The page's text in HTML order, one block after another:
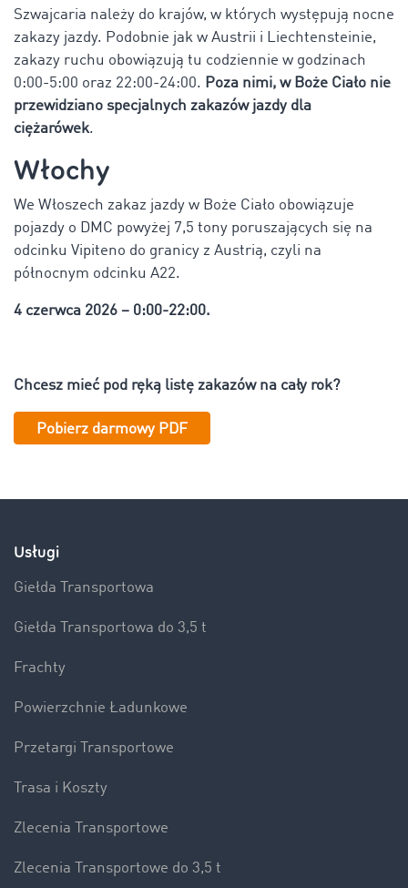
Szwajcaria należy do krajów, w których występują nocne
zakazy jazdy. Podobnie jak w Austrii i Liechtensteinie,
zakazy ruchu obowiązują tu codziennie w godzinach
0:00-5:00 oraz 22:00-24:00. Poza nimi, w Boże Ciało nie
przewidziano specjalnych zakazów jazdy dla
ciężarówek.
Włochy
We Włoszech zakaz jazdy w Boże Ciało obowiązuje
pojazdy o DMC powyżej 7,5 tony poruszających się na
odcinku Vipiteno do granicy z Austrią, czyli na
północnym odcinku A22.
4 czerwca 2026 – 0:00-22:00.
Chcesz mieć pod ręką listę zakazów na cały rok?
Pobierz darmowy PDF
Usługi
Giełda Transportowa
Giełda Transportowa do 3,5 t
Frachty
Powierzchnie Ładunkowe
Przetargi Transportowe
Trasa i Koszty
Zlecenia Transportowe
Zlecenia Transportowe do 3,5 t